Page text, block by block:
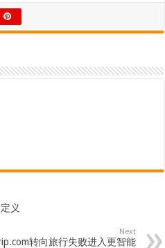
义
Next
转向旅行失败进入更智能